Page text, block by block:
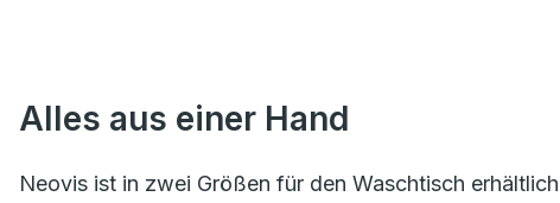
Alles aus einer Hand
Neovis ist in zwei Größen für den Waschtisch